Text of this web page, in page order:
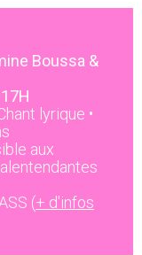
Boussa &
lyrique •
aux
(+ d'infos